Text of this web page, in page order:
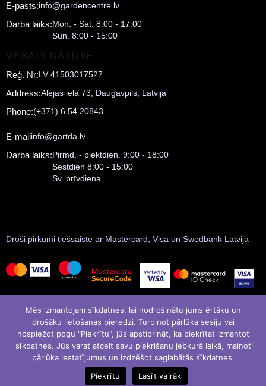
E-pasts:info@gardencentre.lv
Darba laiks:Mon. - Sat. 8:00 - 17:00
Sun. 8:00 - 15:00
VEIKALS NATURE
Reģ. Nr:LV 41503017527
Address:Alejas iela 73, Daugavpils, Latvija
Phone:(+371) 6 54 20843
E-mailinfo@gartda.lv
Darba laiks:Pirmd. - piektdien. 9:00 - 18:00
Sestdien 8:00 - 15:00
Sv. brīvdiena
Droši pirkumi tiešsaistē ar Mastercard, Visa un Swedbank Latvijā
© Gartda 2021 Izstrādāja
Mēs izmantojam sīkdatnes, lai nodrošinātu jums ērtāku un
drošāku lietošanas pieredzi. Turpinot pārlūka sesiju vai
nospiežot pogu "Piekrītu", jūs apstiprināt, ka piekrītat izmantot
sīkdatnes. Jūs varat atcelt savu piekrišanu jebkurā laikā, mainot
pārlūka iestatījumus un izdzēšot saglabātās sīkdatnes.
Piekrītu
Lasīt vairāk